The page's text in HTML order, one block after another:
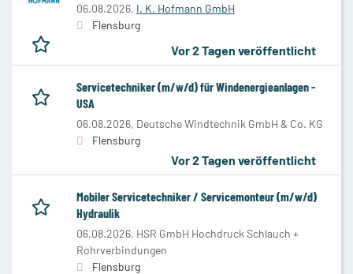
06.08.2026, I. K. Hofmann GmbH
Flensburg
Vor 2 Tagen veröffentlicht
Servicetechniker (m/w/d) für Windenergieanlagen -
USA
06.08.2026, Deutsche Windtechnik GmbH & Co. KG
Flensburg
Vor 2 Tagen veröffentlicht
Mobiler Servicetechniker / Servicemonteur (m/w/d)
Hydraulik
06.08.2026, HSR GmbH Hochdruck Schlauch +
Rohrverbindungen
Flensburg